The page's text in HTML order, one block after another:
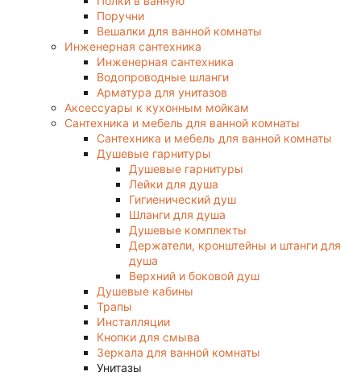
Поручни
Вешалки для ванной комнаты
Инженерная сантехника
Инженерная сантехника
Водопроводные шланги
Арматура для унитазов
Аксессуары к кухонным мойкам
Сантехника и мебель для ванной комнаты
Сантехника и мебель для ванной комнаты
Душевые гарнитуры
Душевые гарнитуры
Лейки для душа
Гигиенический душ
Шланги для душа
Душевые комплекты
Держатели, кронштейны и штанги для
душа
Верхний и боковой душ
Душевые кабины
Трапы
Инсталляции
Кнопки для смыва
Зеркала для ванной комнаты
Унитазы